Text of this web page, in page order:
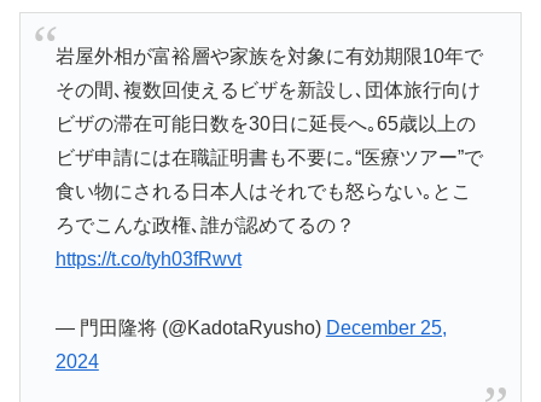
岩屋外相が富裕層や家族を対象に有効期限10年で
その間､複数回使えるビザを新設し､団体旅行向け
ビザの滞在可能日数を30日に延長へ｡65歳以上の
ビザ申請には在職証明書も不要に｡“医療ツアー”で
食い物にされる日本人はそれでも怒らない｡とこ
ろでこんな政権､誰が認めてるの？
https://t.co/tyh03fRwvt
— 門田隆将 (@KadotaRyusho) December 25,
2024